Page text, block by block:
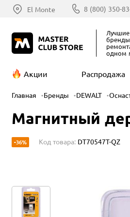
El Monte 8 (800) 350-
Лучшие
бренды
одном
Акции Распродажа
Главная Бренды DEWALT
Магнитный
-36% Код товара: DT70547T-QZ